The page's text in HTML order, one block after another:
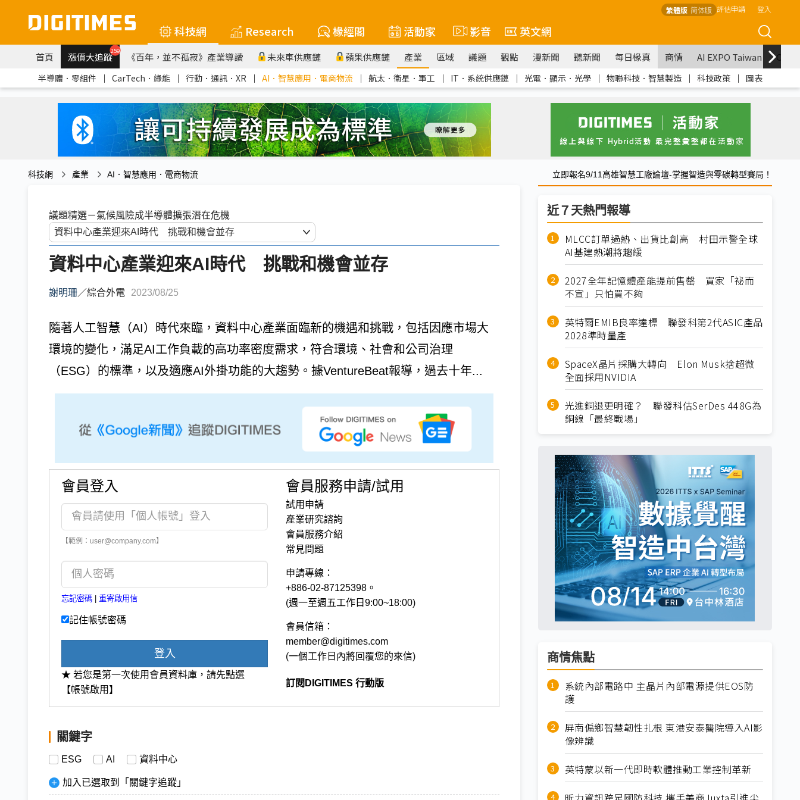
繁體版 简体版 評估申請 登入
科技網 Research 椽經閣 活動家 影音 英文網
首頁 漲價大追蹤259 《百年，並不孤寂》產業導讀 未來車供應鏈 蘋果供應鏈 產業 區域 議題 觀點 漫新聞 聽新聞 每日椽真 商情 AI EXPO Taiwan
半導體．零組件 ｜ CarTech．綠能 ｜ 行動．通訊．XR ｜ AI．智慧應用．電商物流 ｜ 航太．衛星．軍工 ｜ IT．系統供應鏈 ｜ 光電．顯示．光學 ｜ 物聯科技．智慧製造 ｜ 科技政策 ｜ 圖表
科技網 產業 AI．智慧應用．電商物流 立即報名9/11高雄智慧工廠論壇-掌握智造與零碳轉型賽局！
議題精選－氣候風險成半導體擴張潛在危機
資料中心產業迎來AI時代 挑戰和機會並存
謝明珊／綜合外電 2023/08/25
隨著人工智慧（AI）時代來臨，資料中心產業面臨新的機遇和挑戰，包括因應市場大
環境的變化，滿足AI工作負載的高功率密度需求，符合環境、社會和公司治理
（ESG）的標準，以及適應AI外掛功能的大趨勢。據VentureBeat報導，過去十年...
會員登入
【範例：user@company.com】
忘記密碼 重寄啟用信
記住帳號密碼
登入
★ 若您是第一次使用會員資料庫，請先點選
【帳號啟用】
會員服務申請/試用
試用申請
產業研究諮詢
會員服務介紹
常見問題
申請專線：
+886-02-87125398。
(週一至週五工作日9:00~18:00)
會員信箱：
member@digitimes.com
(一個工作日內將回覆您的來信)
訂閱DIGITIMES 行動版
關鍵字
ESG AI 資料中心
加入已選取到「關鍵字追蹤」
近７天熱門報導
MLCC訂單過熱、出貨比創高 村田示警全球
AI基建熱潮將趨緩
2027全年記憶體產能提前售罄 買家「祕而
不宣」只怕買不夠
英特爾EMIB良率達標 聯發科第2代ASIC產品
2028準時量產
SpaceX晶片採購大轉向 Elon Musk捨超微
全面採用NVIDIA
光進銅退更明確？ 聯發科估SerDes 448G為
銅線「最終戰場」
商情焦點
系統內部電路中 主晶片內部電源提供EOS防
護
屏南偏鄉智慧韌性扎根 東港安泰醫院導入AI影
像辨識
英特蒙以新一代即時軟體推動工業控制革新